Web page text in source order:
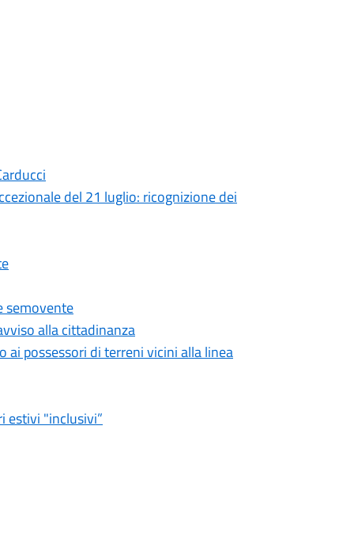
del 21 luglio: ricognizione dei
semovente
alla cittadinanza
ai possessori di terreni vicini alla linea
estivi "inclusivi”